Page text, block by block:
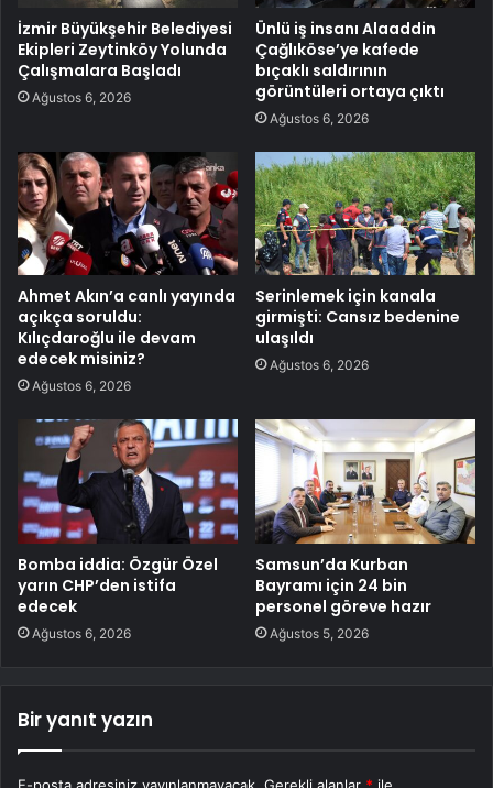
İzmir Büyükşehir Belediyesi
Ekipleri Zeytinköy Yolunda
Çalışmalara Başladı
Ağustos 6, 2026
Ünlü iş insanı Alaaddin
Çağlıköse’ye kafede
bıçaklı saldırının
görüntüleri ortaya çıktı
Ağustos 6, 2026
Ahmet Akın’a canlı yayında
açıkça soruldu:
Kılıçdaroğlu ile devam
edecek misiniz?
Ağustos 6, 2026
Serinlemek için kanala
girmişti: Cansız bedenine
ulaşıldı
Ağustos 6, 2026
Bomba iddia: Özgür Özel
yarın CHP’den istifa
edecek
Ağustos 6, 2026
Samsun’da Kurban
Bayramı için 24 bin
personel göreve hazır
Ağustos 5, 2026
Bir yanıt yazın